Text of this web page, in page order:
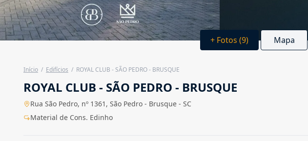
+ Fotos (9) Mapa
Início / Edifícios / ROYAL CLUB - SÃO PEDRO - BRUSQUE
ROYAL CLUB - SÃO PEDRO - BRUSQUE
Rua São Pedro, nº 1361, São Pedro - Brusque - SC
Material de Cons. Edinho